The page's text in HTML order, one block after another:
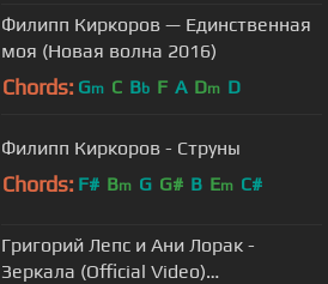
Филипп Киркоров — Единственная
моя (Новая волна 2016)
Chords: Gm C Bb F A Dm D
Филипп Киркоров - Струны
Chords: F# Bm G G# B Em C#
Григорий Лепс и Ани Лорак -
Зеркала (Official Video)